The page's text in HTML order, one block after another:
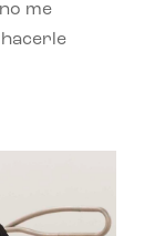
me